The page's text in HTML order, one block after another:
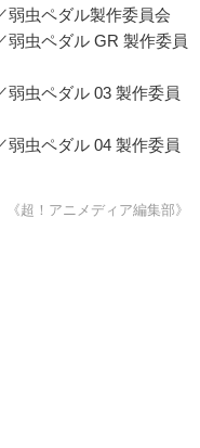
弱⾍ペダル製作委員会
弱⾍ペダル GR 製作委員
弱⾍ペダル 03 製作委員
弱⾍ペダル 04 製作委員
《超！アニメディア編集部》